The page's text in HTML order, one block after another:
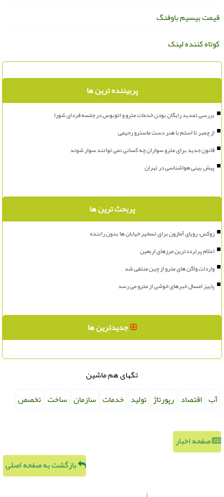
بیسیم باوفنگ
کننده لینک
پربیننده ترین ها
بررسی تمدید رایگان بودن خدمات مترو و اتوبوس در جلسه فردای شورا
از چمبر تا استم با هنر دست ماسترو رحیمی
قانون جدید برای مترو سواران چه کسانی نمی توانند سوار شوند
پیش بینی هواشناسی در تهران
پربحث ترین ها
زوکس، رویای آمازون برای تسخیر خیابان ها بدون راننده
اعلام پرترددترین مرزهای اربعین
واردات واگن های مترو از چین منتفی شد
پاییز امسال خبرهای خوشی از مترو می رسد
جدیدترین ها
تگهای هم ماشین
آب
اقتصاد رپورتاژ تولید خدمات سازمان ساخت تخصص
صفحه اخبار
بازگشت به صفحه اصلی